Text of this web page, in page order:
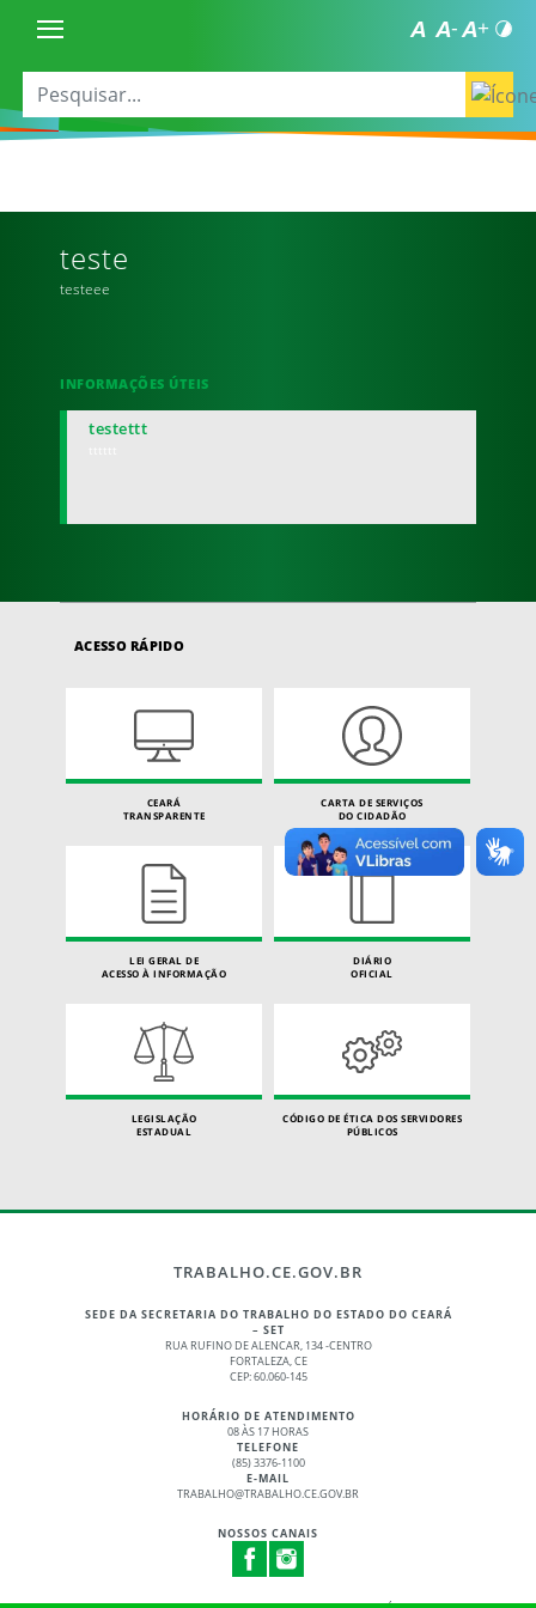
teste
testeee
INFORMAÇÕES ÚTEIS
testettt
ACESSO RÁPIDO
CEARÁ
TRANSPARENTE
CARTA DE SERVIÇOS
DO CIDADÃO
LEI GERAL DE
ACESSO À INFORMAÇÃO
DIÁRIO
OFICIAL
LEGISLAÇÃO
ESTADUAL
CÓDIGO DE ÉTICA DOS SERVIDORES
PÚBLICOS
TRABALHO.CE.GOV.BR
SEDE DA SECRETARIA DO TRABALHO DO ESTADO DO CEARÁ
– SET
RUA RUFINO DE ALENCAR, 134 -CENTRO
FORTALEZA, CE
CEP: 60.060-145
HORÁRIO DE ATENDIMENTO
08 ÀS 17 HORAS
TELEFONE
(85) 3376-1100
E-MAIL
TRABALHO@TRABALHO.CE.GOV.BR
NOSSOS CANAIS